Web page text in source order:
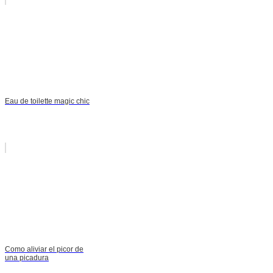
Eau de toilette magic chic
Como aliviar el picor de
una picadura